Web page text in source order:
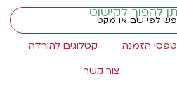
להפוך לקישוט
טפסי הזמנה
קטלוגים להורדה
צור קשר